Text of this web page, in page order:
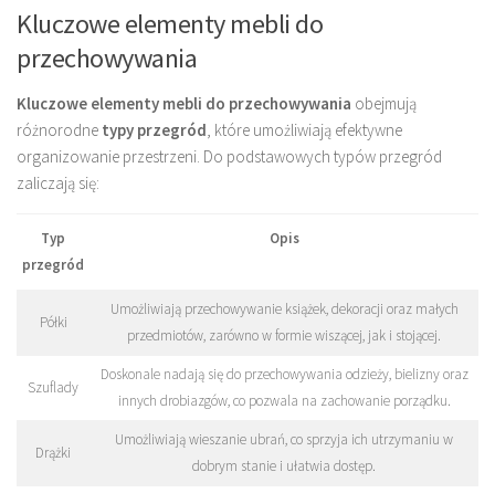
Kluczowe elementy mebli do
przechowywania
Kluczowe elementy mebli do przechowywania obejmują
różnorodne typy przegród, które umożliwiają efektywne
organizowanie przestrzeni. Do podstawowych typów przegród
zaliczają się:
Typ
przegród
Opis
Półki
Umożliwiają przechowywanie książek, dekoracji oraz małych
przedmiotów, zarówno w formie wiszącej, jak i stojącej.
Szuflady
Doskonale nadają się do przechowywania odzieży, bielizny oraz
innych drobiazgów, co pozwala na zachowanie porządku.
Drążki
Umożliwiają wieszanie ubrań, co sprzyja ich utrzymaniu w
dobrym stanie i ułatwia dostęp.